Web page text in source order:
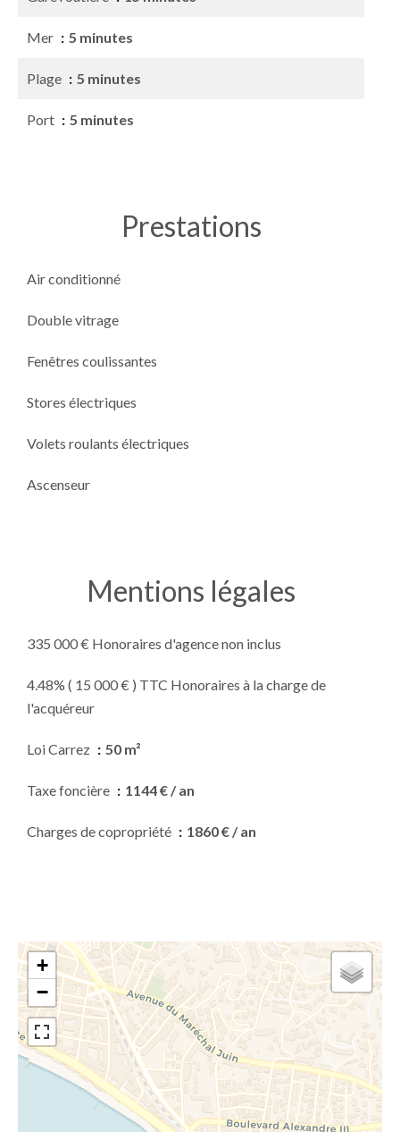
Mer 5 minutes
Plage 5 minutes
Port 5 minutes
Prestations
Air conditionné
Double vitrage
Fenêtres coulissantes
Stores électriques
Volets roulants électriques
Ascenseur
Mentions légales
335 000 € Honoraires d'agence non inclus
4.48% ( 15 000 € ) TTC Honoraires à la charge de
l'acquéreur
Loi Carrez 50 m²
Taxe foncière 1144 € / an
Charges de copropriété 1860 € / an
+
−